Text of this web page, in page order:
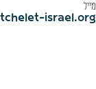
מייל
israel.org